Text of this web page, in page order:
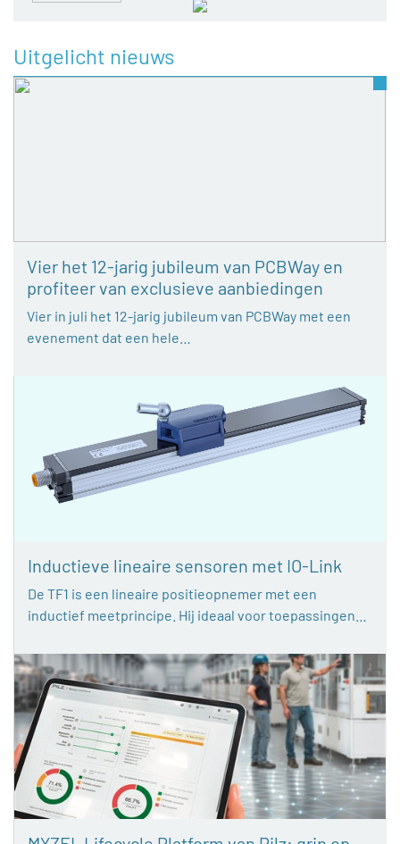
Uitgelicht nieuws
Vier het 12-jarig jubileum van PCBWay en
profiteer van exclusieve aanbiedingen
Vier in juli het 12-jarig jubileum van PCBWay met een
evenement dat een hele…
Inductieve lineaire sensoren met IO-Link
De TF1 is een lineaire positieopnemer met een
inductief meetprincipe. Hij ideaal voor toepassingen…